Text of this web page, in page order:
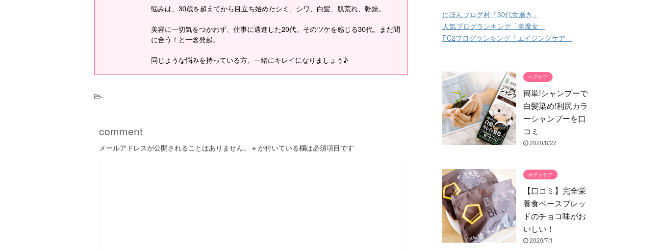
悩みは、30歳を超えてから目立ち始めたシミ、シワ、白髪、肌荒れ、乾燥。
美容に一切気をつかわず、仕事に邁進した20代。そのツケを感じる30代。まだ間
に合う！と一念発起。
同じような悩みを持っている方、一緒にキレイになりましょう♪
-
comment
メールアドレスが公開されることはありません。 ※ が付いている欄は必須項目です
にほんブログ村「30代女磨き」
人気ブログランキング「美魔女」
FC2ブログランキング「エイジングケア」
ヘアケア
簡単!シャンプーで
白髪染め!利尻カラ
ーシャンプーを口
コミ
2020/8/22
ボディケア
【口コミ】完全栄
養食ベースブレッ
ドのチョコ味がお
いしい！
2020/7/1